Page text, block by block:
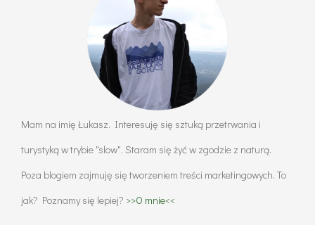
Mam na imię Łukasz. Interesuję się sztuką przetrwania i
turystyką w trybie "slow". Staram się żyć w zgodzie z naturą.
Poza blogiem zajmuję się tworzeniem treści marketingowych. To
jak? Poznamy się lepiej? >>O mnie<<